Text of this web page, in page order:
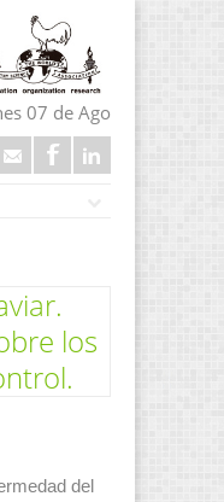
07 de Ago
los
del